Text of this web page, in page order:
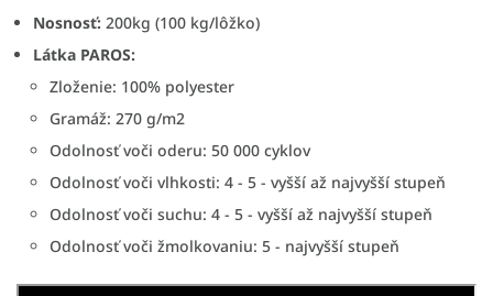
Nosnosť: 200kg (100 kg/lôžko)
Látka PAROS:
Zloženie: 100% polyester
Gramáž: 270 g/m2
Odolnosť voči oderu: 50 000 cyklov
Odolnosť voči vlhkosti: 4 - 5 - vyšší až najvyšší stupeň
Odolnosť voči suchu: 4 - 5 - vyšší až najvyšší stupeň
Odolnosť voči žmolkovaniu: 5 - najvyšší stupeň